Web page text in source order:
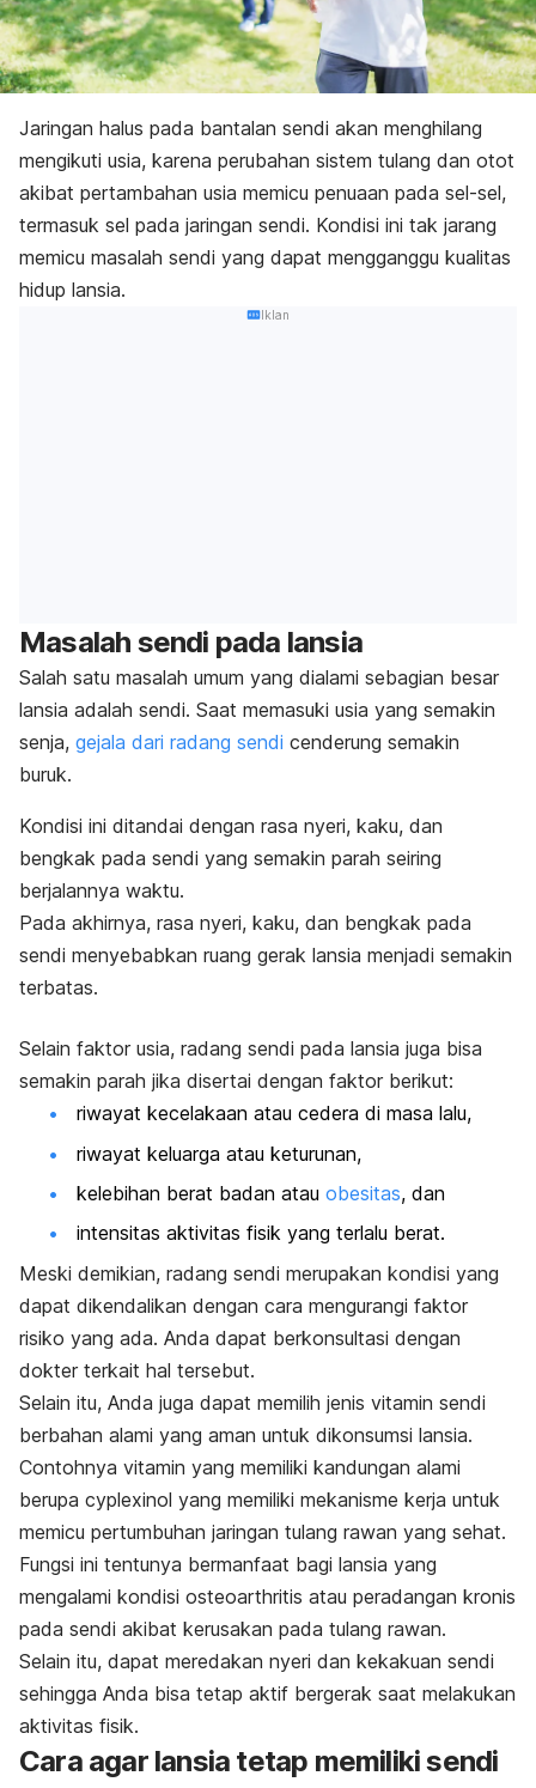
Jaringan halus pada bantalan sendi akan menghilang
mengikuti usia, karena perubahan sistem tulang dan otot
akibat pertambahan usia memicu penuaan pada sel-sel,
termasuk sel pada jaringan sendi. Kondisi ini tak jarang
memicu masalah sendi yang dapat mengganggu kualitas
hidup lansia.
Iklan
Masalah sendi pada lansia
Salah satu masalah umum yang dialami sebagian besar
lansia adalah sendi. Saat memasuki usia yang semakin
senja, gejala dari radang sendi cenderung semakin
buruk.
Kondisi ini ditandai dengan rasa nyeri, kaku, dan
bengkak pada sendi yang semakin parah seiring
berjalannya waktu.
Pada akhirnya, rasa nyeri, kaku, dan bengkak pada
sendi menyebabkan ruang gerak lansia menjadi semakin
terbatas.
Selain faktor usia, radang sendi pada lansia juga bisa
semakin parah jika disertai dengan faktor berikut:
riwayat kecelakaan atau cedera di masa lalu,
riwayat keluarga atau keturunan,
kelebihan berat badan atau obesitas, dan
intensitas aktivitas fisik yang terlalu berat.
Meski demikian, radang sendi merupakan kondisi yang
dapat dikendalikan dengan cara mengurangi faktor
risiko yang ada. Anda dapat berkonsultasi dengan
dokter terkait hal tersebut.
Selain itu, Anda juga dapat memilih jenis vitamin sendi
berbahan alami yang aman untuk dikonsumsi lansia.
Contohnya vitamin yang memiliki kandungan alami
berupa cyplexinol yang memiliki mekanisme kerja untuk
memicu pertumbuhan jaringan tulang rawan yang sehat.
Fungsi ini tentunya bermanfaat bagi lansia yang
mengalami kondisi osteoarthritis atau peradangan kronis
pada sendi akibat kerusakan pada tulang rawan.
Selain itu, dapat meredakan nyeri dan kekakuan sendi
sehingga Anda bisa tetap aktif bergerak saat melakukan
aktivitas fisik.
Cara agar lansia tetap memiliki sendi